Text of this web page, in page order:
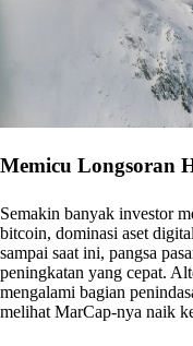
Memicu Longsoran
Semakin banyak investor
bitcoin, dominasi aset
sampai saat ini, pangsa
peningkatan yang cepat.
mengalami bagian
melihat MarCap-nya naik